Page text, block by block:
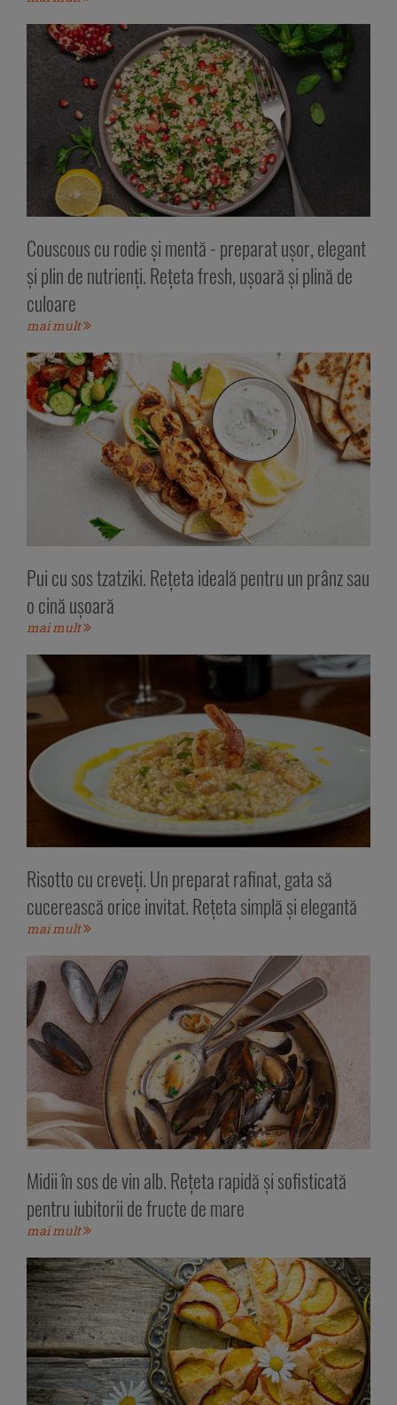
Couscous cu rodie și mentă - preparat ușor, elegant
și plin de nutrienți. Rețeta fresh, ușoară și plină de
culoare
mai mult
Pui cu sos tzatziki. Rețeta ideală pentru un prânz sau
o cină ușoară
mai mult
Risotto cu creveți. Un preparat rafinat, gata să
cucerească orice invitat. Rețeta simplă și elegantă
mai mult
Midii în sos de vin alb. Rețeta rapidă și sofisticată
pentru iubitorii de fructe de mare
mai mult